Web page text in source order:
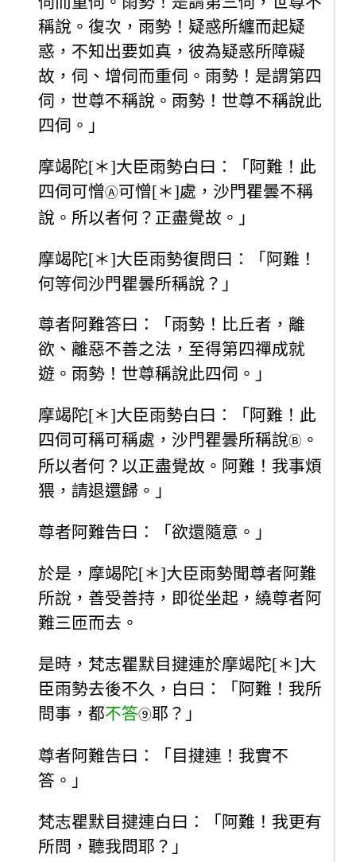
稱說。復次，雨勢！疑惑所纏而起疑
惑，不知出要如真，彼為疑惑所障礙
故，伺、增伺而重伺。雨勢！是謂第四
伺，世尊不稱說。雨勢！世尊不稱說此
四伺。」
摩竭陀[＊]大臣雨勢白曰：「阿難！此
四伺可憎Ⓐ可憎[＊]處，沙門瞿曇不稱
說。所以者何？正盡覺故。」
摩竭陀[＊]大臣雨勢復問曰：「阿難！
何等伺沙門瞿曇所稱說？」
尊者阿難答曰：「雨勢！比丘者，離
欲、離惡不善之法，至得第四禪成就
遊。雨勢！世尊稱說此四伺。」
摩竭陀[＊]大臣雨勢白曰：「阿難！此
四伺可稱可稱處，沙門瞿曇所稱說Ⓑ 。
所以者何？以正盡覺故。阿難！我事煩
猥，請退還歸。」
尊者阿難告曰：「欲還隨意。」
於是，摩竭陀[＊]大臣雨勢聞尊者阿難
所說，善受善持，即從坐起，繞尊者阿
難三匝而去。
是時，梵志瞿默目揵連於摩竭陀[＊]大
臣雨勢去後不久，白曰：「阿難！我所
問事，都不答⑨耶？」
尊者阿難告曰：「目揵連！我實不
答。」
梵志瞿默目揵連白曰：「阿難！我更有
所問，聽我問耶？」